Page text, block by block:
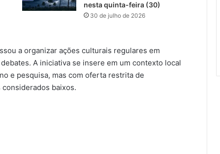
nesta quinta-feira (30)
30 de julho de 2026
a organizar ações culturais regulares em
A iniciativa se insere em um contexto local
e pesquisa, mas com oferta restrita de
baixos.